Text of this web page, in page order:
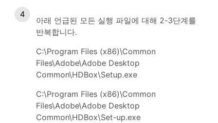
아래 언급된 모든 실행 파일에 대해 2-3단계를
반복합니다.
C:\Program Files (x86)\Common
Files\Adobe\Adobe Desktop
Common\HDBox\Setup.exe
C:\Program Files (x86)\Common
Files\Adobe\Adobe Desktop
Common\HDBox\Set-up.exe